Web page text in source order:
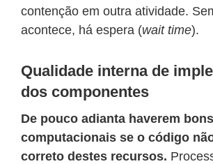
contenção em outra atividade.
acontece, há espera (wait time).
Qualidade interna de
dos componentes
De pouco adianta haverem
computacionais se o código
correto destes recursos.